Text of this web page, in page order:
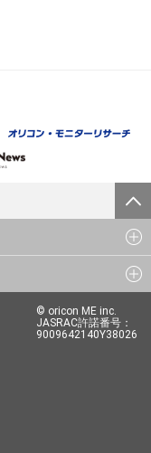
© oricon ME inc.
JASRAC許諾番号：
9009642140Y38026